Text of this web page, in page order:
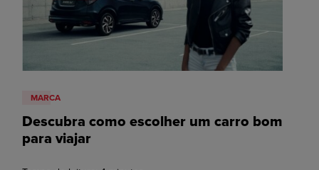
MARCA
Descubra como escolher um carro bom
para viajar